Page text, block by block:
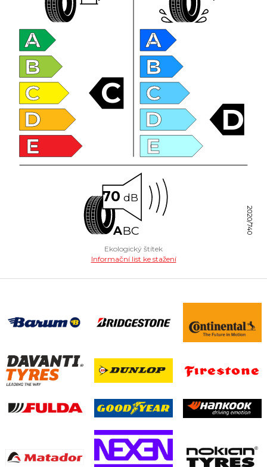
A
B
C
D
E
C
A
B
C
D
E
D
70 dB
ABC 2020/740
Ekologický štítek
Informační list ke stažení